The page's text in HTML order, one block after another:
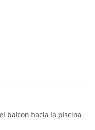
balcon hacia la piscina